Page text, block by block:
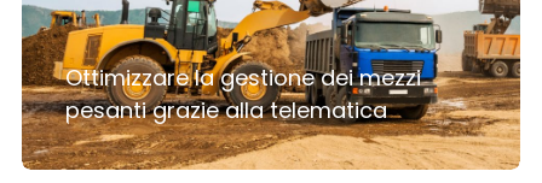
Ottimizzare la gestione dei mezzi
pesanti grazie alla telematica